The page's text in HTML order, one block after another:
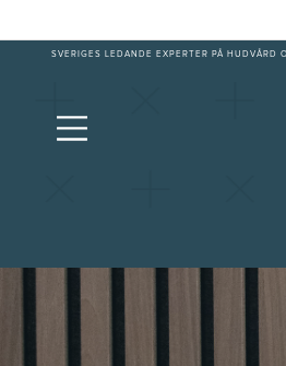
SVERIGES LEDANDE EXPERTER PÅ HUDVÅRD